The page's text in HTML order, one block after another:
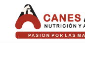
content